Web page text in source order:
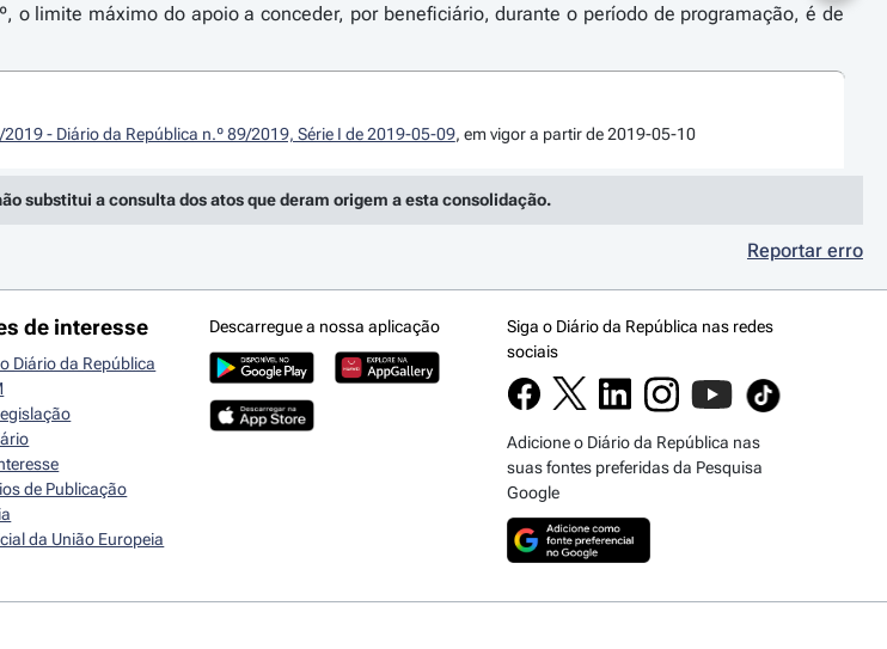
o limite máximo do apoio a conceder, por beneficiário, durante o período de programação, é de
- Diário da República n.º 89/2019, Série I de 2019-05-09, em vigor a partir de 2019-05-10
substitui a consulta dos atos que deram origem a esta consolidação.
Reportar erro
de interesse
Diário da República
de Publicação
da União Europeia
Descarregue a nossa aplicação
Siga o Diário da República nas redes
sociais
Adicione o Diário da República nas
suas fontes preferidas da Pesquisa
Google